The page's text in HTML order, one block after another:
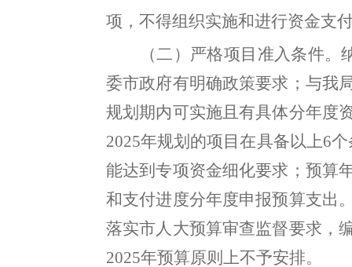
项，不得组织实施和进行资金支
（二 ）严格项目准入条件。
委市政府有明确政策要求 ； 与我
规划期内可实施且有具体分年度
2025年规划的项目在具备以上6个
能达到专项资金细化要求；预算
和支付进度分年度申报预算支出
落实市人大预算审查监督要求 ，
2025年预算原则上不予安排。